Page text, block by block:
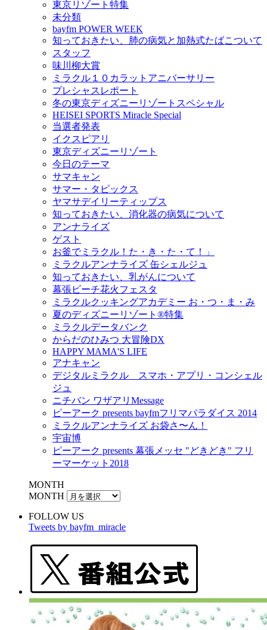
東京リゾート特集
未分類
bayfm POWER WEEK
知っておきたい、肺の病気と加熱式たばこついて
スタッフ
味川柳大賞
ミラクル１０カラットアニバーサリー
プレシャスレポート
冬の東京ディズニーリゾートスペシャル
HEISEI SPORTS Miracle Special
当選者発表
イクスピアリ
東京ディズニーリゾート
今日のテーマ
サマキャン
サマー・タピックス
ヤマサデイリーティップス
知っておきたい、消化器の病気について
アンナライズ
ゲスト
お釜でミラクル！た・き・た・て！」
ミラクルアンナライズ 缶シェルジュ
知っておきたい、乳がんについて
幕張ビーチ花火フェスタ
ミラクルクッキングアカデミー お・つ・ま・み
夏のディズニーリゾート®特集
ミラクルデータバンク
からだのひみつ 大冒険DX
HAPPY MAMA'S LIFE
アナキャン
デジタルミラクル スマホ・アプリ・コンシェル
ジュ
ニチバン ワザアリMessage
ピーアーク presents bayfmフリマパラダイス 2014
ミラクルアンナライズ お袋さ〜ん！
宇宙博
ピーアーク presents 幕張メッセ "どきどき" フリ
ーマーケット2018
MONTH
MONTH
FOLLOW US
Tweets by bayfm_miracle